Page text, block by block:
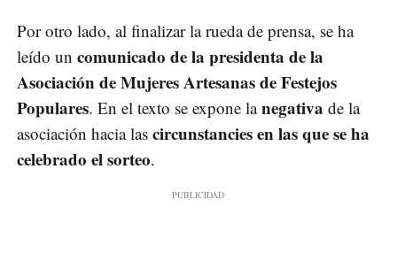
Por otro lado, al finalizar la rueda de prensa, se ha
leído un comunicado de la presidenta de la
Asociación de Mujeres Artesanas de Festejos
Populares. En el texto se expone lanegativa de la
asociación hacia las circunstancies en las que se ha
celebrado el sorteo.